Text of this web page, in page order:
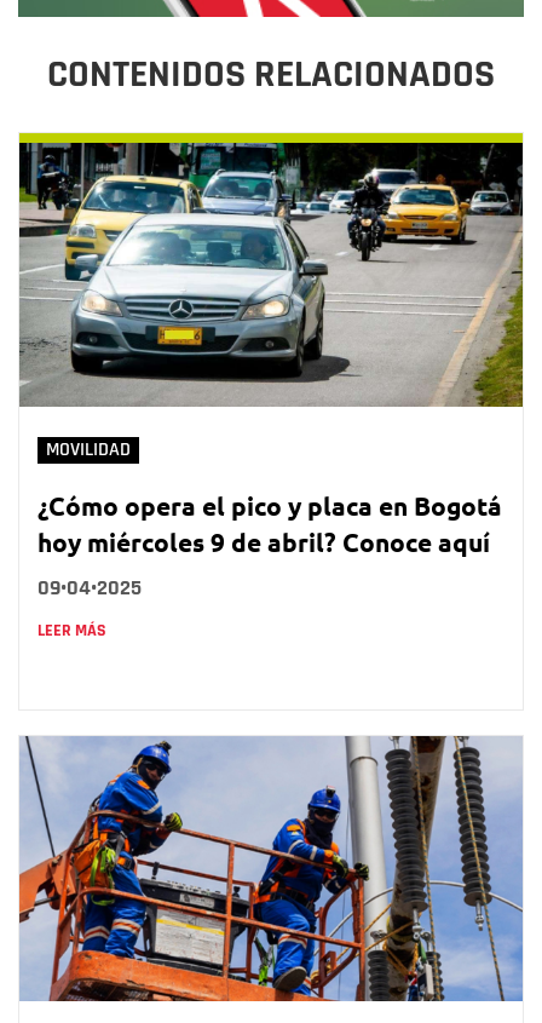
CONTENIDOS RELACIONADOS
MOVILIDAD
¿Cómo opera el pico y placa en Bogotá
hoy miércoles 9 de abril? Conoce aquí
09•04•2025
LEER MÁS